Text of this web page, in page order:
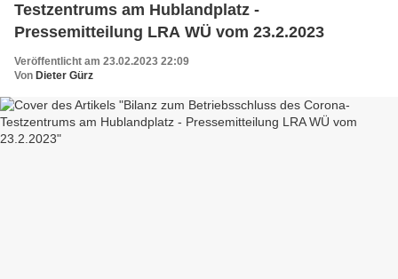
Testzentrums am Hublandplatz -
Pressemitteilung LRA WÜ vom 23.2.2023
Veröffentlicht am 23.02.2023 22:09
Von Dieter Gürz